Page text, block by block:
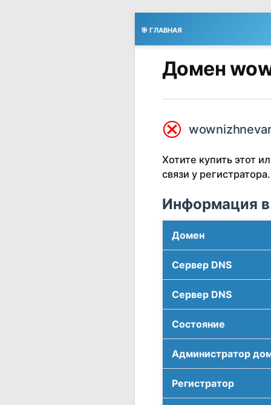
🎯 ГЛАВНАЯ
Домен
⮿
Хотите купить этот
связи у регистратора.
Информация в
Домен
Сервер DNS
Сервер DNS
Соcтояние
Администратор
Регистратор